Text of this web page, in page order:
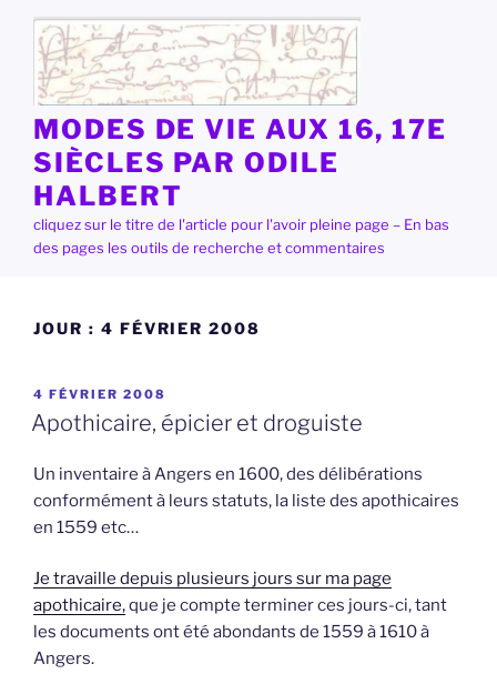
contenu
principal
MODES DE VIE AUX 16, 17E
SIÈCLES PAR ODILE
HALBERT
cliquez sur le titre de l'article pour l'avoir pleine page – En bas
des pages les outils de recherche et commentaires
JOUR : 4 FÉVRIER 2008
PUBLIÉ
LE
4 FÉVRIER 2008
Apothicaire, épicier et droguiste
Un inventaire à Angers en 1600, des délibérations
conformément à leurs statuts, la liste des apothicaires
en 1559 etc…
Je travaille depuis plusieurs jours sur ma page
apothicaire,que je compte terminer ces jours-ci, tant
les documents ont été abondants de 1559 à 1610 à
Angers.